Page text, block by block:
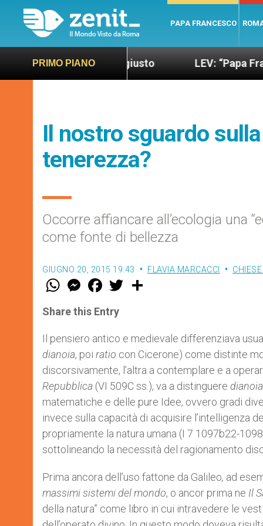
PAPA FRANCESCO
PRIMO PIANO
più sano e giusto LEV: “Papa Francesco.
Il nostro sguardo
tenerezza?
Occorre affiancare all’ecologia una
come fonte di bellezza
GIUGNO 20, 2015 19:43 FLAVIA MARCACCI
W
t
s
p
p
M
e
s
e
g
e
r
F
a
e
b
o
k
w
r
Share this Entry
Il pensiero antico e medievale differenziava
dianoia, poi ratio con Cicerone) come distinte
discorsivamente, l’altra a contemplare e a
Repubblica (VI 509C ss.), va a distinguere
matematiche e delle pure Idee, ovvero gradi
invece sulla capacità di acquisire l’intelligenza
propriamente la natura umana (I 7 1097b22-
sottolineando la necessità del ragionamento
Prima ancora dell’uso fattone da Galileo, ad
massimi sistemi del mondo, o ancor prima ne Il
della natura” come libro in cui intravedere le